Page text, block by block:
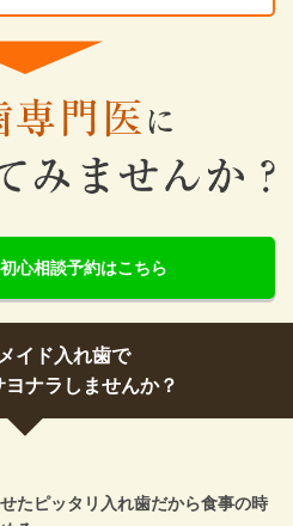
心相談予約はこちら
イド入れ歯で
ナラしませんか？
たピッタリ入れ歯だから食事の時